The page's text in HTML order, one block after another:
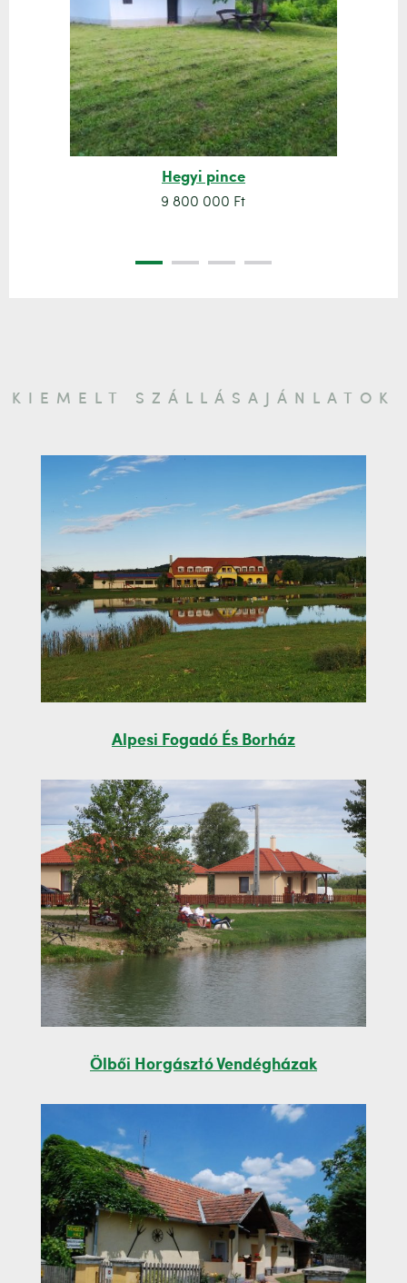
Hegyi pince
9 800 000 Ft
KIEMELT SZÁLLÁSAJÁNLATOK
Alpesi Fogadó És Borház
Ölbői Horgásztó Vendégházak